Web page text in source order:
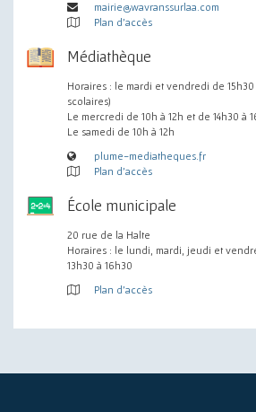
mairie@wavranssurlaa.com
Plan d'accès
Médiathèque
Horaires : le mardi et vendredi de 15h30
scolaires)
Le mercredi de 10h à 12h et de 14h30 à
Le samedi de 10h à 12h
plume-mediatheques.fr
Plan d'accès
École municipale
20 rue de la Halte
Horaires : le lundi, mardi, jeudi et
13h30 à 16h30
Plan d'accès